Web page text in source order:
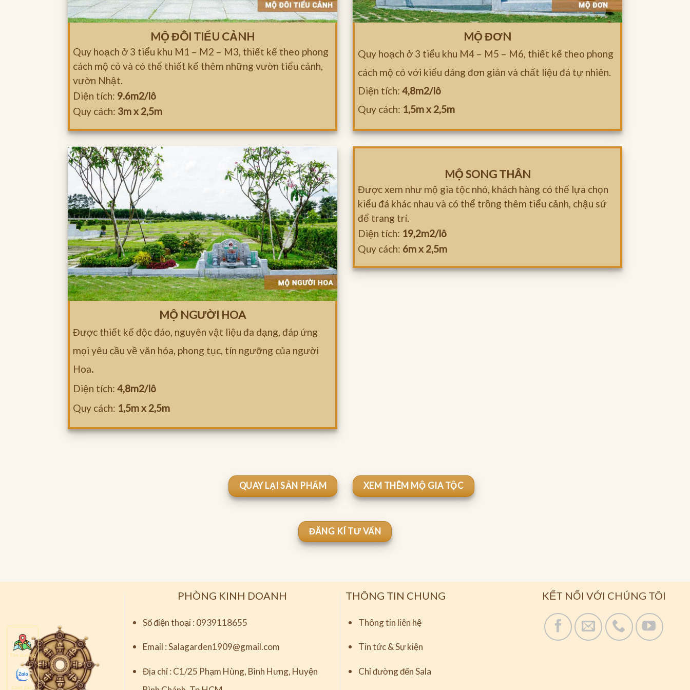
MỘ ĐÔI TIỂU CẢNH
Quy hoạch ở 3 tiểu khu M1 – M2 – M3, thiết kế theo phong
cách mộ cỏ và có thể thiết kế thêm những vườn tiểu cảnh,
vườn Nhật.
Diện tích: 9.6m2/lô
Quy cách: 3m x 2,5m
MỘ ĐƠN
Quy hoạch ở 3 tiểu khu M4 – M5 – M6, thiết kế theo phong
cách mộ cỏ với kiểu dáng đơn giản và chất liệu đá tự nhiên.
Diện tích: 4,8m2/lô
Quy cách: 1,5m x 2,5m
MỘ NGƯỜI HOA
Được thiết kế độc đáo, nguyên vật liệu đa dạng, đáp ứng
mọi yêu cầu về văn hóa, phong tục, tín ngưỡng của người
Hoa.
Diện tích: 4,8m2/lô
Quy cách: 1,5m x 2,5m
MỘ SONG THÂN
Được xem như mộ gia tộc nhỏ, khách hàng có thể lựa chọn
kiểu đá khác nhau và có thể trồng thêm tiểu cảnh, chậu sứ
để trang trí.
Diện tích: 19,2m2/lô
Quy cách: 6m x 2,5m
QUAY LẠI SẢN PHẨM XEM THÊM MỘ GIA TỘC
ĐĂNG KÍ TƯ VẤN
PHÒNG KINH DOANH
Số điện thoại : 0939118655
Email :Salagarden1909@gmail.com
Địa chỉ : C1/25 Phạm Hùng, Bình Hưng, Huyện
THÔNG TIN CHUNG
Thông tin liên hệ
Tin tức & Sự kiện
Chỉ đường đến Sala
KẾT NỐI VỚI CHÚNG TÔI
Tìm đường
Chat Zalo